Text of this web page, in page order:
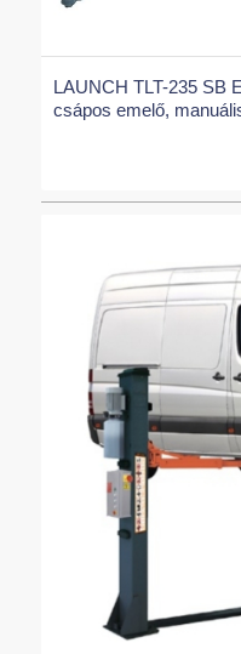
LAUNCH TLT-235 SB
csápos emelő,